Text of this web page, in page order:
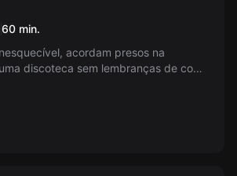
Discoteca
60 min.
acordam presos na
discoteca sem lembranças de como
os donos apareçam e os acusem de
escapar?